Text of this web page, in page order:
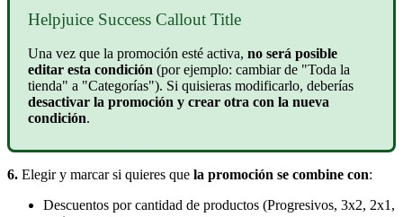
Helpjuice Success Callout Title
Una vez que la promoción esté activa, no será posible
editar esta condición (por ejemplo: cambiar de "Toda la
tienda" a "Categorías"). Si quisieras modificarlo, deberías
desactivar la promoción y crear otra con la nueva
condición.
6. Elegir y marcar si quieres que la promoción se combine con:
Descuentos por cantidad de productos (Progresivos, 3x2, 2x1,